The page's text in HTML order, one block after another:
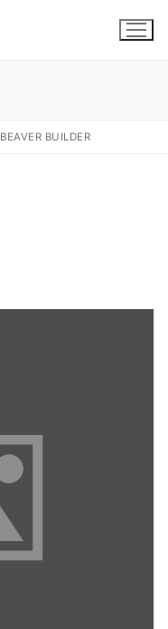
BEAVER BUILDER